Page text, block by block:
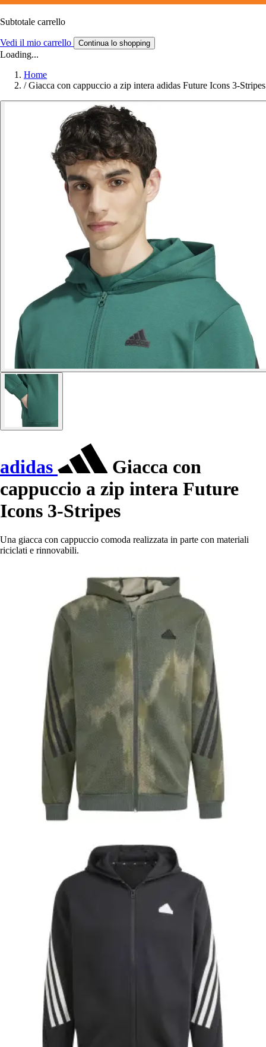
Subtotale carrello
Vedi il mio carrello Continua lo shopping
Loading...
Home
/ Giacca con cappuccio a zip intera adidas Future Icons 3-Stripes
adidas
Giacca con
cappuccio a zip intera Future
Icons 3-Stripes
Una giacca con cappuccio comoda realizzata in parte con materiali
riciclati e rinnovabili.